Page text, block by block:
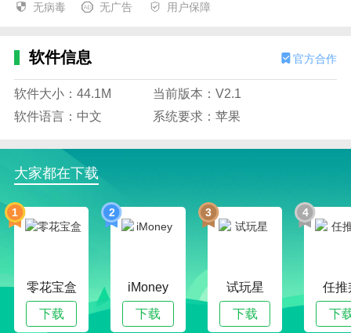
无病毒 无广告 用户保障
软件信息 官方合作
软件大小：44.1M
当前版本：V2.1
软件语言：中文
系统要求：苹果
大家都在下载
1
零花宝盒
下载
2
iMoney
下载
3
试玩星
下载
4
任推
下